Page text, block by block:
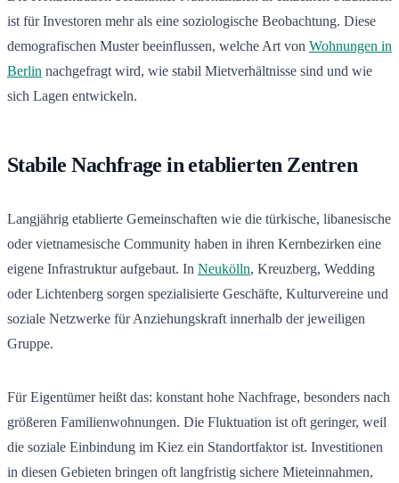
ist für Investoren mehr als eine soziologische Beobachtung. Diese
demografischen Muster beeinflussen, welche Art von Wohnungen in
Berlin nachgefragt wird, wie stabil Mietverhältnisse sind und wie
sich Lagen entwickeln.
Stabile Nachfrage in etablierten Zentren
Langjährig etablierte Gemeinschaften wie die türkische, libanesische
oder vietnamesische Community haben in ihren Kernbezirken eine
eigene Infrastruktur aufgebaut. In Neukölln, Kreuzberg, Wedding
oder Lichtenberg sorgen spezialisierte Geschäfte, Kulturvereine und
soziale Netzwerke für Anziehungskraft innerhalb der jeweiligen
Gruppe.
Für Eigentümer heißt das: konstant hohe Nachfrage, besonders nach
größeren Familienwohnungen. Die Fluktuation ist oft geringer, weil
die soziale Einbindung im Kiez ein Standortfaktor ist. Investitionen
in diesen Gebieten bringen oft langfristig sichere Mieteinnahmen,